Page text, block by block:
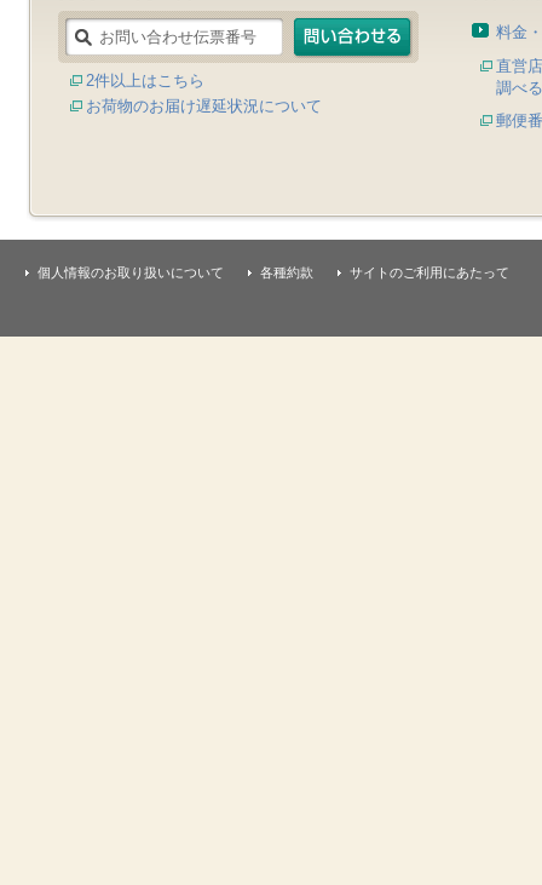
2件以上はこちら
お荷物のお届け遅延状況について
料金
直営
調べる
郵便
個人情報のお取り扱いについて 各種約款 サイトのご利用にあたって